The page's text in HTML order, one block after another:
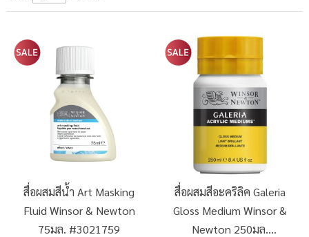
สื่อผสมสีน้ำ Art Masking
Fluid Winsor & Newton
75มล. #3021759
สื่อผสมสีอะคริลิค Galeria
Gloss Medium Winsor &
Newton 250มล.